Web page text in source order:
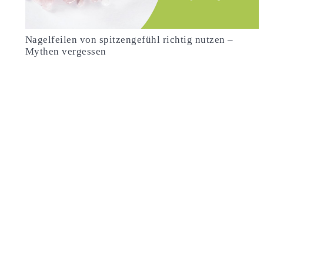
Nagelfeilen von spitzengefühl richtig nutzen –
Mythen vergessen